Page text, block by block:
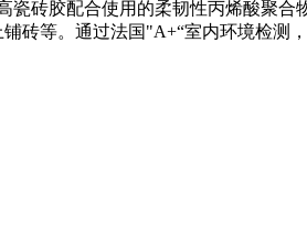
瓷砖胶配合使用的柔韧性丙烯酸聚
砖等。通过法国"A+“室内环境检测